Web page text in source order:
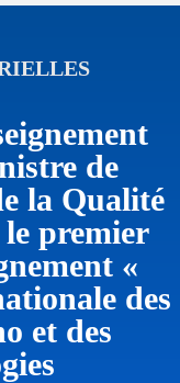
de
la Qualité
premier
«
des
et des